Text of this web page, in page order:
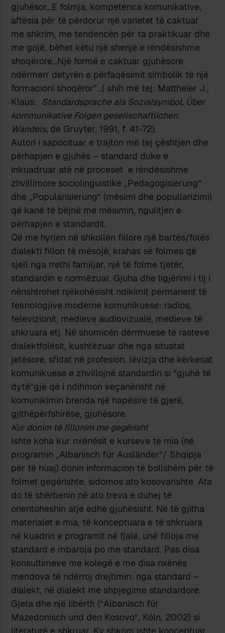
gjuhësor…E folmja, kompetenca komunikative,
aftësia për të përdorur një varietet të caktuar
me shkrim, me tendencën për ta praktikuar dhe
me gojë, bëhet këtu një shenjë e rëndësishme
shoqërore…Një formë e caktuar gjuhësore
ndërmerr detyrën e përfaqësimit simbolik të një
formacioni shoqëror”…( shih më tej: Mattheier J.,
Klaus: Standardsprache als Sozialsymbol. Über
kommunikative Folgen gesellschaftlichen
Wandels, de Gruyter, 1991, f. 41-72).
Autori i sapocituar e trajton më tej çështjen dhe
përhapjen e gjuhës – standard duke e
inkuadruar atë në proceset e rëndësishme
zhvillimore sociolinguistike „Pedagogisierung“
dhe „Popularisierung“ (mësimi dhe popullarizimi)
që kanë të bëjnë me mësimin, ngulitjen e
përhapjen e standardit.
Që me hyrjen në shkollën fillore një bartës/folës
dialekti fillon të mësojë, krahas së folmes që
sjell nga rrethi familjar, një të folme tjetër,
standardin e normëzuar. Gjuha dhe ligjërimi i tij i
nënshtrohet njëkohësisht ndikimit permanent të
teknologjive moderne komunikuese: radios,
televizionit, medieve audiovizuale, medieve të
shkruara etj. Në shumicën dërrmuese të rasteve
dialektfolësit, kushtëzuar dhe nga situatat
jetësore, sfidat në profesion, lëvizja dhe kërkesat
komunikuese e zhvillojnë standardin si “gjuhë të
dytë”gjë që i ndihmon veçanërisht në
komunikimin brenda një hapësire të gjerë,
gjithëpërfshirëse, gjuhësore.
Kur donim të fillonim me gegërisht
Ishte koha kur nxënësit e kurseve te mia (në
programin „Albanisch für Ausländer“/ Shqipja
për të huaj) donin informacion të bollshëm për të
folmet gegërishte, sidomos ato kosovarishte. Ata
do të shërbenin në ato treva e duhej të
orientoheshin atje edhe gjuhësisht. Në të gjitha
materialet e mia, të konceptuara e të shkruara
në kuadrin e programit në fjalë, unë filloja me
standard e mbaroja po me standard. Pas disa
konsultimeve me kolegë e me disa nxënës
mendova të ndërroj drejtimin: nga standard –
dialekt, në dialekt me shpjegime standardore.
Gjeta dhe një libërth (“Albanisch für
Mazedonisch und den Kosovo“, Köln, 2002) si